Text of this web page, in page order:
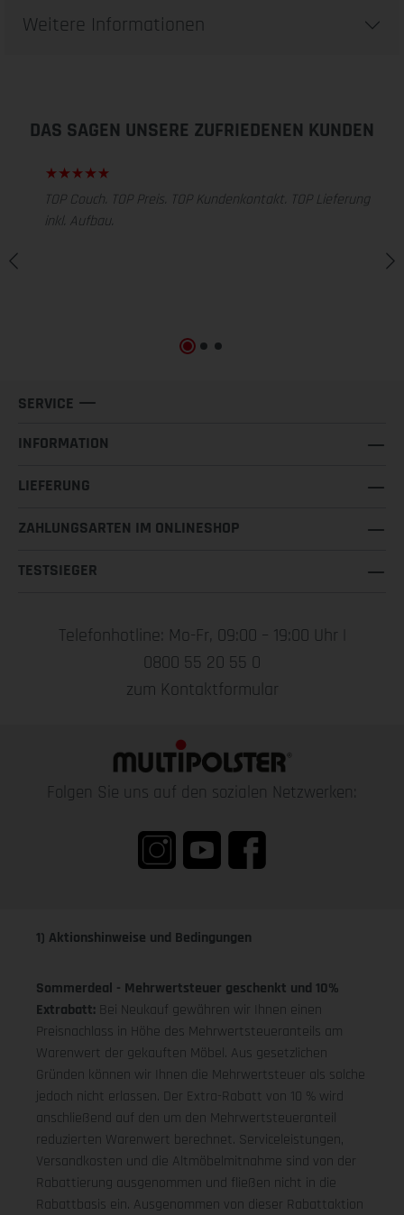
Weitere Informationen
DAS SAGEN UNSERE ZUFRIEDENEN KUNDEN
TOP Couch. TOP Preis. TOP Kundenkontakt. TOP Lieferung
inkl. Aufbau.
SERVICE
INFORMATION
LIEFERUNG
ZAHLUNGSARTEN IM ONLINESHOP
TESTSIEGER
Telefonhotline: Mo-Fr, 09:00 – 19:00 Uhr |
0800 55 20 55 0
zum Kontaktformular
Folgen Sie uns auf den sozialen Netzwerken:
1) Aktionshinweise und Bedingungen
Sommerdeal - Mehrwertsteuer geschenkt und 10%
Extrabatt: Bei Neukauf gewähren wir Ihnen einen
Preisnachlass in Höhe des Mehrwertsteueranteils am
Warenwert der gekauften Möbel. Aus gesetzlichen
Gründen können wir Ihnen die Mehrwertsteuer als solche
jedoch nicht erlassen. Der Extra-Rabatt von 10 % wird
anschließend auf den um den Mehrwertsteueranteil
reduzierten Warenwert berechnet. Serviceleistungen,
Versandkosten und die Altmöbelmitnahme sind von der
Rabattierung ausgenommen und fließen nicht in die
Rabattbasis ein. Ausgenommen von dieser Rabattaktion